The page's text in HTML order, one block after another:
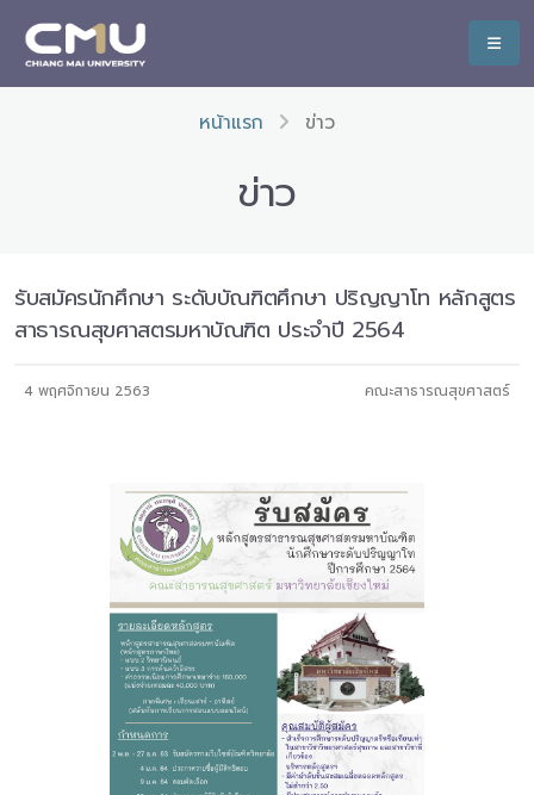
หน้าแรก ข่าว
ข่าว
รับสมัครนักศึกษา ระดับบัณฑิตศึกษา ปริญญาโท หลักสูตร
สาธารณสุขศาสตรมหาบัณฑิต ประจำปี 2564
4 พฤศจิกายน 2563 คณะสาธารณสุขศาสตร์